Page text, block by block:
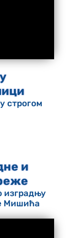
строгом
и
изградњу
Мишића